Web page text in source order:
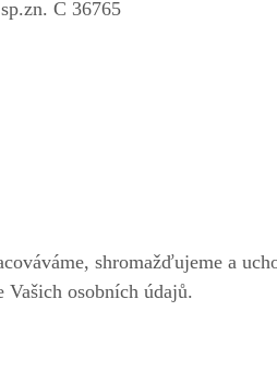
C 36765
shromažďujeme a
osobních údajů.